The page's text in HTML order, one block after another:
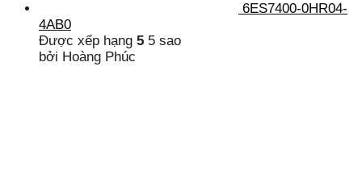
6ES7400-0HR04-
4AB0
Được xếp hạng 5 5 sao
bởi Hoàng Phúc